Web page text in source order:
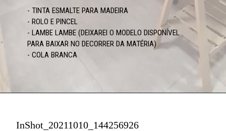
- TINTA ESMALTE PARA MADEIRA
- ROLO E PINCEL
- LAMBE LAMBE (DEIXAREI O MODELO DISPONÍVEL
PARA BAIXAR NO DECORRER DA MATÉRIA)
- COLA BRANCA
InShot_20211010_144256926